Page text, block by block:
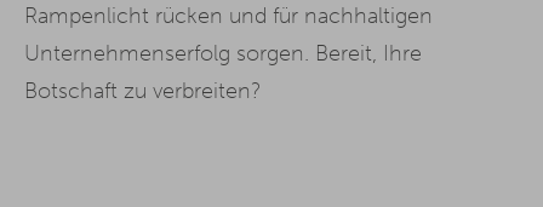
Rampenlicht rücken und für nachhaltigen
Unternehmenserfolg sorgen. Bereit, Ihre
Botschaft zu verbreiten?